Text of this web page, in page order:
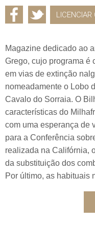
LICENCIAR
Magazine dedicado ao
Grego, cujo programa é
em vias de extinção
nomeadamente o Lobo
Cavalo do Sorraia. O
características do
com uma esperança de
para a Conferência
realizada na Califórnia,
da substituição dos
Por último, as habituais